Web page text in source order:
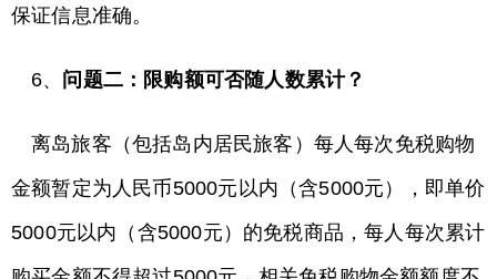
保证信息准确。
6、 问题二：限购额可否随人数累计？
离岛旅客（包括岛内居民旅客）每人每次免税购物
金额暂定为人民币5000元以内（含5000元），即单价
5000元以内（含5000元）的免税商品，每人每次累计